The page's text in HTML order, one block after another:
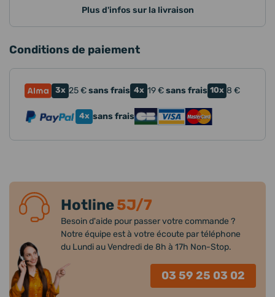
Plus d'infos sur la livraison
Conditions de paiement
3x 25€sans frais 4x 19€sans frais 10x 8 €
4x sans frais
Hotline5J/7
Besoin d'aide pour passer votre commande ?
Notre équipe est à votre écoute par téléphone
du Lundi au Vendredi de 8h à 17h Non-Stop.
03 59 25 03 02